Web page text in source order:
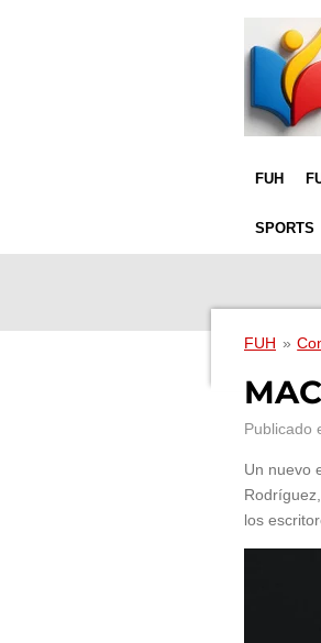
FUH
SPORTS
FUH »
Publicado
Un nuevo
los